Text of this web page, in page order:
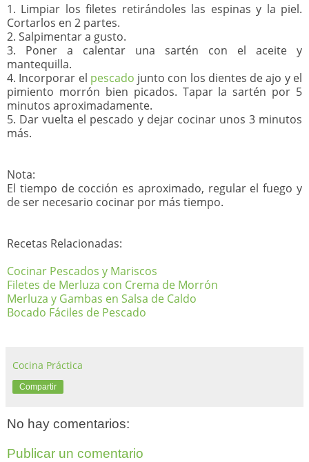
1. Limpiar los filetes retirándoles las espinas y la piel.
Cortarlos en 2 partes.
2. Salpimentar a gusto.
3. Poner a calentar una sartén con el aceite y
mantequilla.
4. Incorporar el pescado junto con los dientes de ajo y el
pimiento morrón bien picados. Tapar la sartén por 5
minutos aproximadamente.
5. Dar vuelta el pescado y dejar cocinar unos 3 minutos
más.
Nota:
El tiempo de cocción es aproximado, regular el fuego y
de ser necesario cocinar por más tiempo.
Recetas Relacionadas:
Cocinar Pescados y Mariscos
Filetes de Merluza con Crema de Morrón
Merluza y Gambas en Salsa de Caldo
Bocado Fáciles de Pescado
Cocina Práctica
Compartir
No hay comentarios:
Publicar un comentario